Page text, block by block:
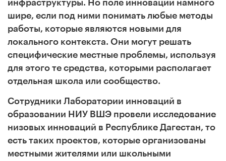
инфраструктуры. Но поле инноваций намного
шире, если под ними понимать любые методы
работы, которые являются новыми для
локального контекста. Они могут решать
специфические местные проблемы, используя
для этого те средства, которыми располагает
отдельная школа или сообщество.
Сотрудники Лаборатории инноваций в
образовании НИУ ВШЭ провели исследование
низовых инноваций в Республике Дагестан, то
есть таких проектов, которые организованы
местными жителями или школьными